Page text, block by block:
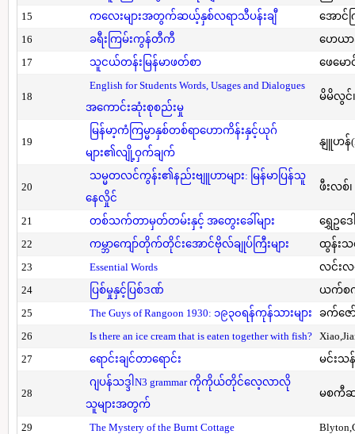
15
ကလေးများအတွက်ဆယ့်နှစ်လရာသီပန်းချီ
အောင်
16
ခရီးကြမ်းကွန်တီကီ
ဟေယာ
17
သူငယ်တန်းမြန်မာဖတ်စာ ဖေမော
18
English for Students Words, Usages and Dialogues
အကောင်းဆုံးစုစည်းမှု
မိမိလွင်၊
19
မြန်မာ့ကံကြမ္မာနှစ်တစ်ရာဟောကိန်းနှင့်ယုဂ်
များ၏လျို့ဝှက်ချက်
နျူဟန်
20
သမ္မတလင်ကွန်း၏နည်းဗျူဟာများ: မြန်မာပြန်သူ
နေလှိုင်
ဖီးလစ်
21 တစ်သက်တာမှတ်တမ်းနှင့် အတွေးခေါ်များ
ရွှေဥဒေ
22
ကမ္ဘာကျော်တိုက်တိုင်းအောင်ဗိုလ်ချုပ်ကြီးများ
ထွန်းသ
23
Essential Words
လင်းလ
24
ပြစ်မှုနှင့်ပြစ်ဒဏ်
ယက်စကီ
25
The Guys of Rangoon 1930: ၁၉၃၀ရန်ကုန်သားများ
ခက်ဇေ
26
Is there an ice cream that is eaten together with fish?
27
ရောင်းချင်တာရောင်း မင်းသ
28
ဂျပန်သဒ္ဒါN3 grammar ကိုကိုယ်တိုင်လေ့လာလို
သူများအတွက်
မစကီ
29 The Mystery of the Burnt Cottage